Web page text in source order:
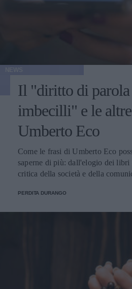
Il "diritto di
imbecilli" e le
Umberto Eco
Come le frasi di Umberto Eco
saperne di più: dall'elogio dei libri
critica della società e della
PERDITA DURANGO